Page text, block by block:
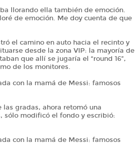
llorando ella también de emoción.
de emoción. Me doy cuenta de que
el camino en auto hacia el recinto y
desde la zona VIP: la mayoría de
que allí se jugaría el “round 16”,
de los monitores.
con la mamá de Messi: famosos
las gradas, ahora retomó una
sólo modificó el fondo y escribió:
con la mamá de Messi: famosos